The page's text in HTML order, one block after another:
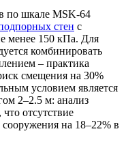
по шкале MSK-64
стен с
менее 150 кПа. Для
комбинировать
– практика
смещения на 30%
условием является
2–2.5 м: анализ
отсутствие
сооружения на 18–22% в